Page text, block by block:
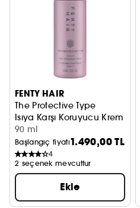
FENTY HAIR
The Protective Type
Isıya Karşı Koruyucu Krem
90 ml
Başlangıç fiyatı1.490,00 TL
4
2 seçenek mevcuttur
Ekle